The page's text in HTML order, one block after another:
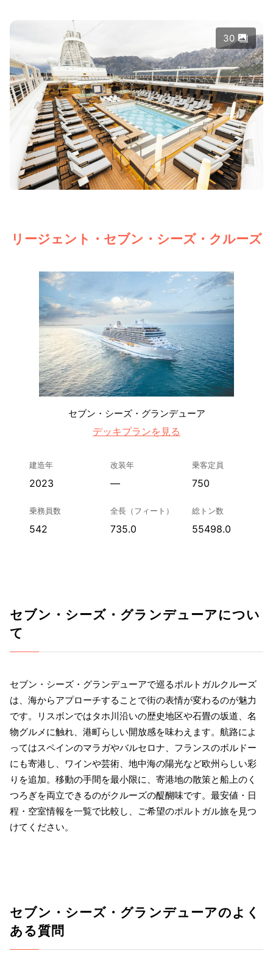
30
リージェント・セブン・シーズ・クルーズ
セブン・シーズ・グランデューア
デッキプランを見る
建造年
2023
改装年
—
乗客定員
750
乗務員数
542
全長（フィート）
735.0
総トン数
55498.0
セブン・シーズ・グランデューアについ
て
セブン・シーズ・グランデューアで巡るポルトガルクルーズ
は、海からアプローチすることで街の表情が変わるのが魅力
です。リスボンではタホ川沿いの歴史地区や石畳の坂道、名
物グルメに触れ、港町らしい開放感を味わえます。航路によ
ってはスペインのマラガやバルセロナ、フランスのボルドー
にも寄港し、ワインや芸術、地中海の陽光など欧州らしい彩
りを追加。移動の手間を最小限に、寄港地の散策と船上のく
つろぎを両立できるのがクルーズの醍醐味です。最安値・日
程・空室情報を一覧で比較し、ご希望のポルトガル旅を見つ
けてください。
セブン・シーズ・グランデューアのよく
ある質問